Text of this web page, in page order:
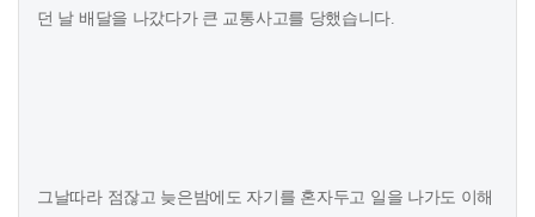
던 날 배달을 나갔다가 큰 교통사고를 당했습니다.
그날따라 점잖고 늦은밤에도 자기를 혼자두고 일을 나가도 이해